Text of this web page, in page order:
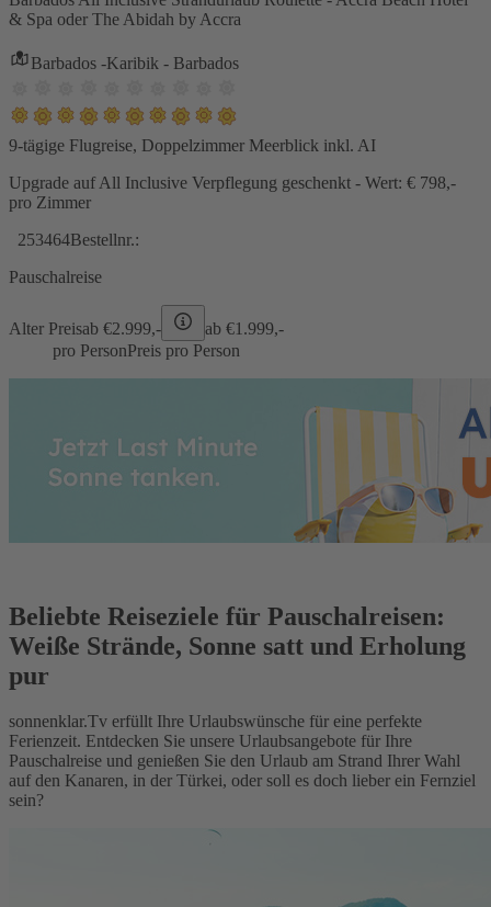
& Spa oder The Abidah by Accra
Barbados -Karibik - Barbados
9-tägige Flugreise, Doppelzimmer Meerblick inkl. AI
Upgrade auf All Inclusive Verpflegung geschenkt - Wert: € 798,-
pro Zimmer
253464Bestellnr.:
Pauschalreise
Alter Preisab €2.999,- ab €1.999,-
pro PersonPreis pro Person
Beliebte Reiseziele für Pauschalreisen:
Weiße Strände, Sonne satt und Erholung
pur
sonnenklar.Tv erfüllt Ihre Urlaubswünsche für eine perfekte
Ferienzeit. Entdecken Sie unsere Urlaubsangebote für Ihre
Pauschalreise und genießen Sie den Urlaub am Strand Ihrer Wahl
auf den Kanaren, in der Türkei, oder soll es doch lieber ein Fernziel
sein?